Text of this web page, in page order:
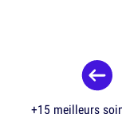
+15 meilleurs